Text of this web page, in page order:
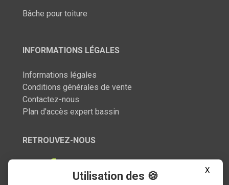
Bâche pour toiture
INFORMATIONS LÉGALES
Informations légales
Conditions générales de vente
Contactez-nous
Plan d'accès expert bassin
RETROUVEZ-NOUS
X
Utilisation des 🍪